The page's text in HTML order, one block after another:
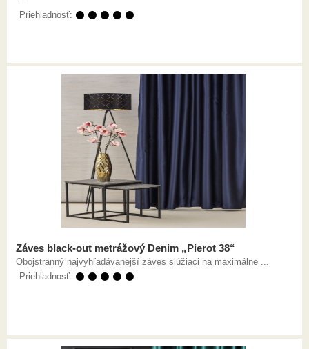
Priehladnosť: ⚫ ⚫ ⚫ ⚫ ⚫
Záves black-out metrážový Denim „Pierot 38“
Obojstranný najvyhľadávanejší záves slúžiaci na maximálne ...
Priehladnosť: ⚫ ⚫ ⚫ ⚫ ⚫